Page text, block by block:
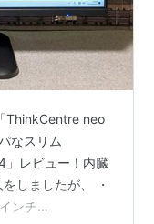
ThinkCentre neo
なスリム
レビュー！内臓
しましたが、 ・
ンチ